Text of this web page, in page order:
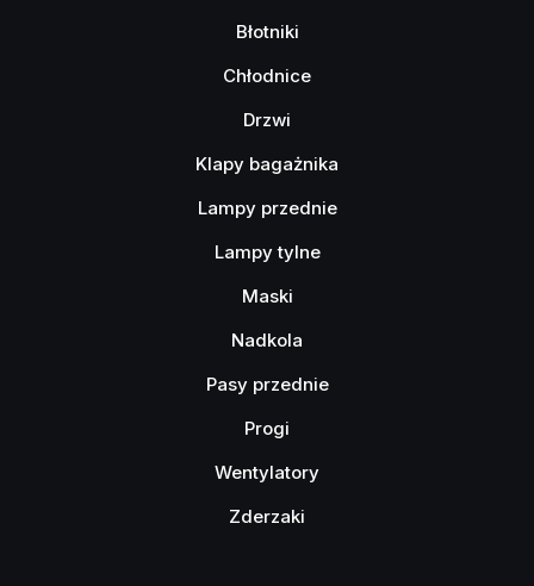
Błotniki
Chłodnice
Drzwi
Klapy bagażnika
Lampy przednie
Lampy tylne
Maski
Nadkola
Pasy przednie
Progi
Wentylatory
Zderzaki